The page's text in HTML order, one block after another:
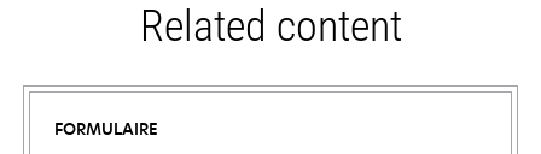
Related content
FORMULAIRE